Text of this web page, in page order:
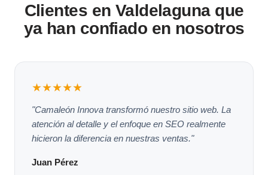
Clientes en Valdelaguna que
ya han confiado en nosotros
★★★★★
"Camaleón Innova transformó nuestro sitio web. La
atención al detalle y el enfoque en SEO realmente
hicieron la diferencia en nuestras ventas."
Juan Pérez